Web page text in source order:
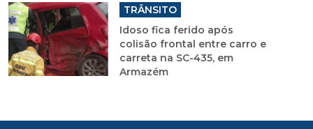
TRÂNSITO
Idoso fica ferido após
colisão frontal entre carro e
carreta na SC-435, em
Armazém